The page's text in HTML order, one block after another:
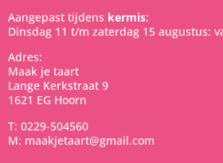
Aangepast tijdens kermis:
Dinsdag 11 t/m zaterdag 15 augustus:
Adres:
Maak je taart
Lange Kerkstraat 9
1621 EG Hoorn
T: 0229-504560
M: maakjetaart@gmail.com